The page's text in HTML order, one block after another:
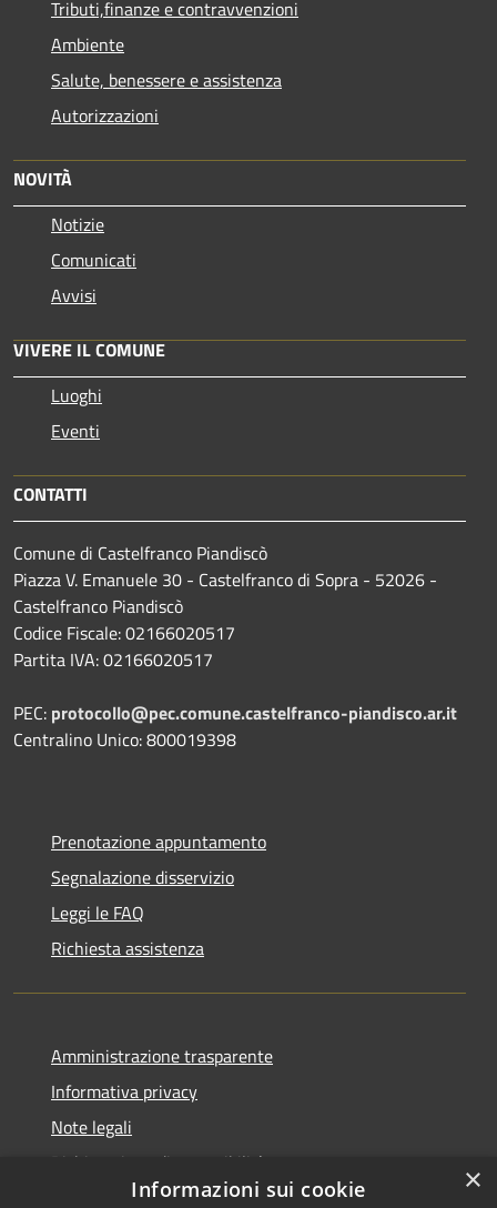
Tributi,finanze e contravvenzioni
Ambiente
Salute, benessere e assistenza
Autorizzazioni
NOVITÀ
Notizie
Comunicati
Avvisi
VIVERE IL COMUNE
Luoghi
Eventi
CONTATTI
Comune di Castelfranco Piandiscò
Piazza V. Emanuele 30 - Castelfranco di Sopra - 52026 -
Castelfranco Piandiscò
Codice Fiscale: 02166020517
Partita IVA: 02166020517
PEC: protocollo@pec.comune.castelfranco-piandisco.ar.it
Centralino Unico: 800019398
Prenotazione appuntamento
Segnalazione disservizio
Leggi le FAQ
Richiesta assistenza
Amministrazione trasparente
Informativa privacy
Note legali
Dichiarazione di accessibilità
×
Informazioni sui cookie